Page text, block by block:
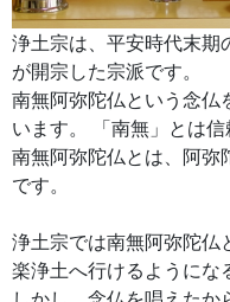
浄土宗は、平安時代末期
が開宗した宗派です。
南無阿弥陀仏という念仏
います。 「南無」とは信
南無阿弥陀仏とは、阿弥
です。
浄土宗では南無阿弥陀仏
楽浄土へ行けるようにな